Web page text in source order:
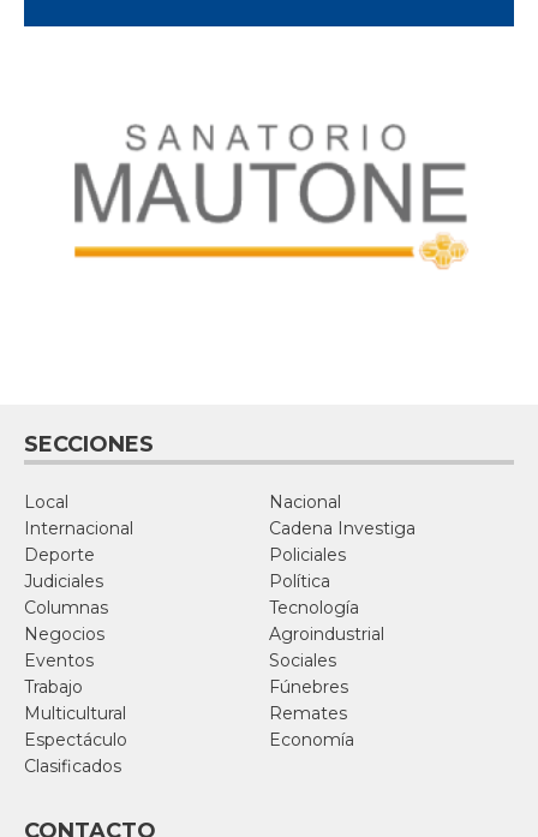
SECCIONES
Local
Nacional
Internacional
Cadena Investiga
Deporte
Policiales
Judiciales
Política
Columnas
Tecnología
Negocios
Agroindustrial
Eventos
Sociales
Trabajo
Fúnebres
Multicultural
Remates
Espectáculo
Economía
Clasificados
CONTACTO